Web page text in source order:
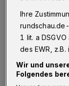
Außerdem
nach New
Jazz-
Programm
Ihre
1 lit. a
des EWR, z.B.
Wir und
Folgendes